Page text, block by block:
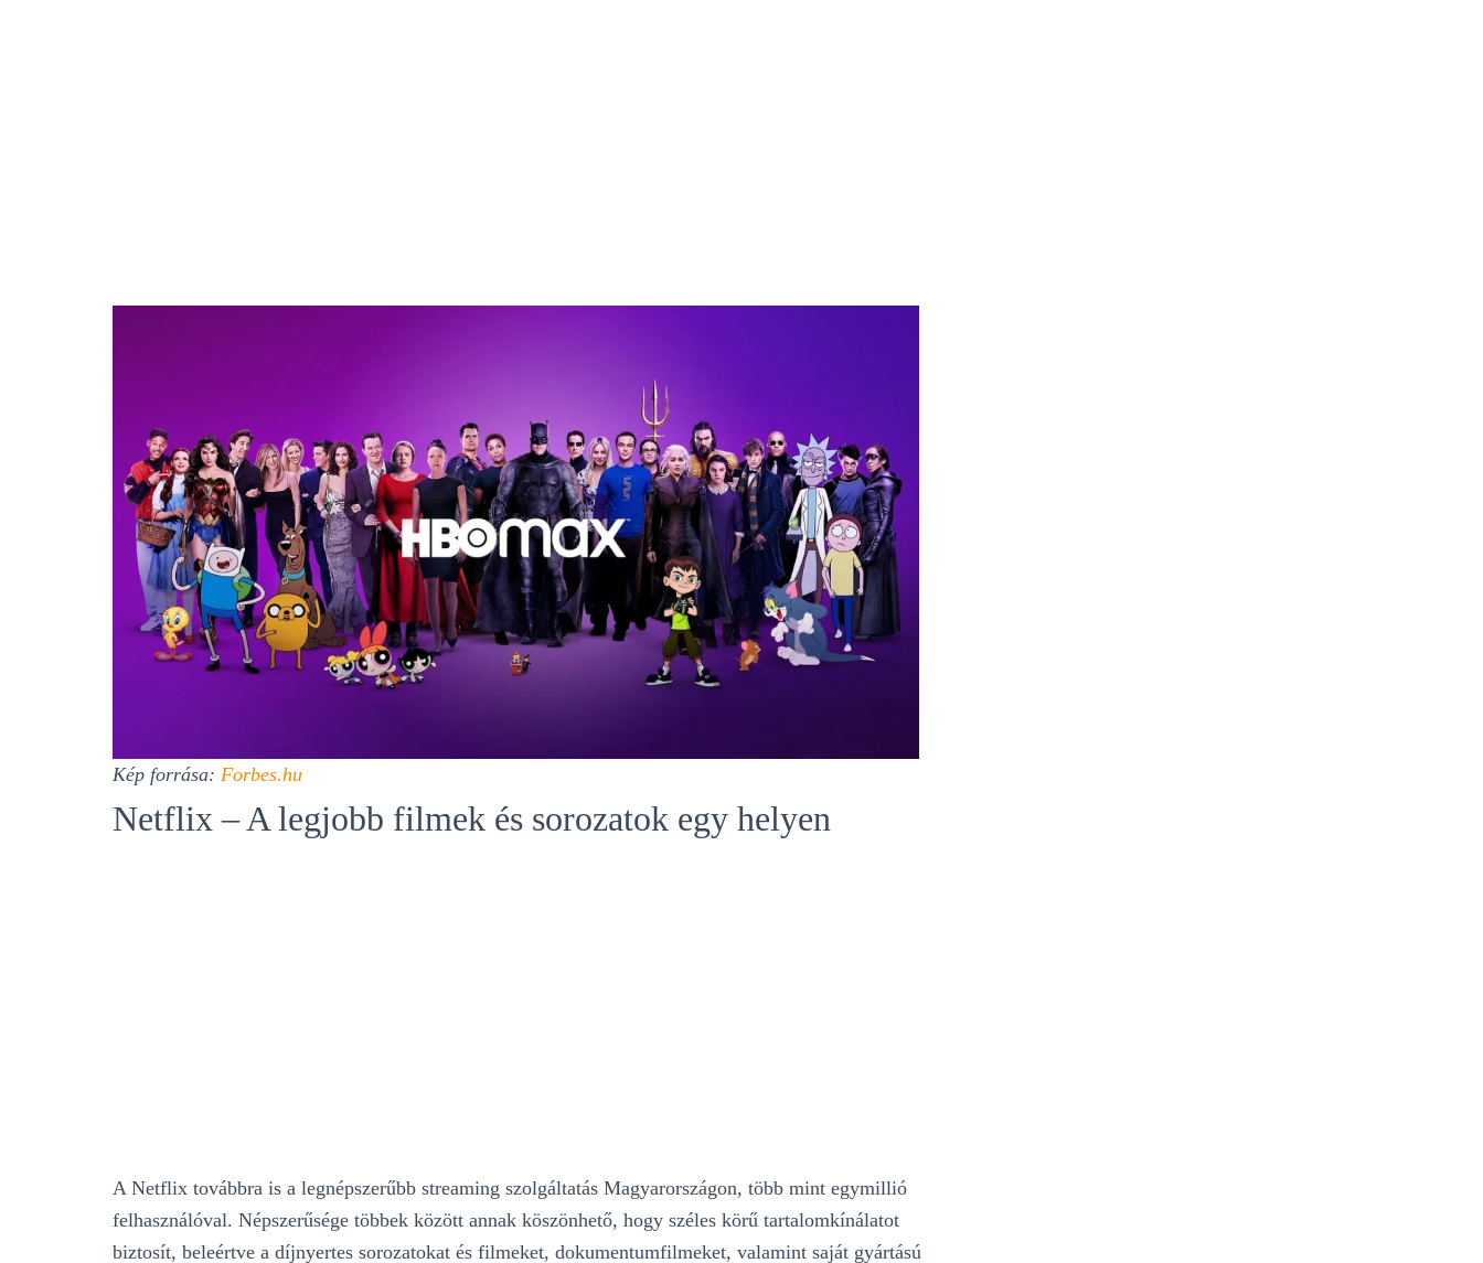
Kép forrása: Forbes.hu
Netflix – A legjobb filmek és sorozatok egy helyen
A Netflix továbbra is a legnépszerűbb streaming szolgáltatás Magyarországon, több mint egymillió
felhasználóval​. Népszerűsége többek között annak köszönhető, hogy széles körű tartalomkínálatot
biztosít, beleértve a díjnyertes sorozatokat és filmeket, dokumentumfilmeket, valamint saját gyártású